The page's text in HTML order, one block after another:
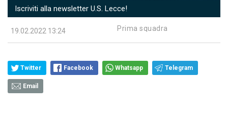
Iscriviti alla newsletter U.S. Lecce!
19.02.2022 13:24 Prima squadra
Twitter Facebook Whatsapp Telegram
Email